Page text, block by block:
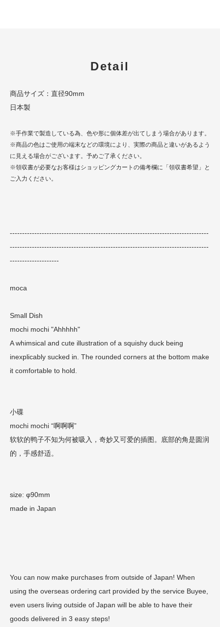
Detail
商品サイズ：直径90mm
日本製
※手作業で製造している為、色や形に個体差が出てしまう場合があります。
※商品の色はご使用の端末などの環境により、実際の商品と違いがあるよう
に見える場合がございます。予めご了承ください。
※領収書が必要なお客様はショッピングカートの備考欄に「領収書希望」と
ご入力ください。
---------------------------------------------------------------------------------
---------------------------------------------------------------------------------
--------------------
moca
Small Dish
mochi mochi "Ahhhhh"
A whimsical and cute illustration of a squishy duck being
inexplicably sucked in. The rounded corners at the bottom make
it comfortable to hold.
小碟
mochi mochi “啊啊啊”
软软的鸭子不知为何被吸入，奇妙又可爱的插图。底部的角是圆润
的，手感舒适。
size: φ90mm
made in Japan
You can now make purchases from outside of Japan! When
using the overseas ordering cart provided by the service Buyee,
even users living outside of Japan will be able to have their
goods delivered in 3 easy steps!